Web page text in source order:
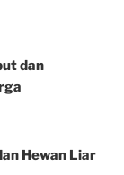
dan
Hewan Liar